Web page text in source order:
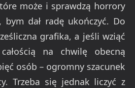
może i sprawdzą horrory
bym dał radę ukończyć. Do
grafika, a jeśli wziąć
na chwilę obecną
osób – ogromny szacunek
Trzeba się jednak liczyć z